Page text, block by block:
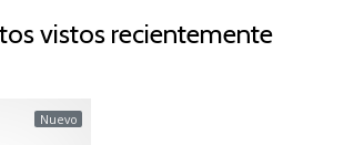
vistos recientemente
Nuevo